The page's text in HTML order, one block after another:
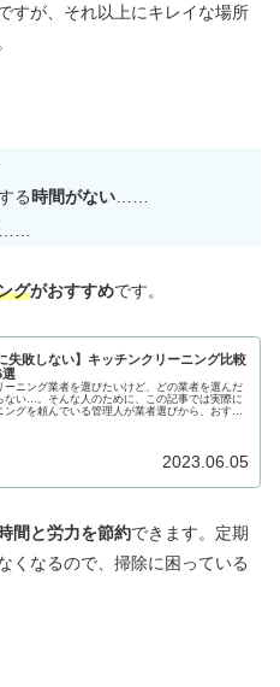
すが、それ以上にキレイな場所
る時間がない……
グがおすすめです。
失敗しない】キッチンクリーニング比較
選
ーニング業者を選びたいけど、どの業者を選んだ
ない…。そんな人のために、この記事では実際に
ングを頼んでいる管理人が業者選びから、おすす
2023.06.05
間と労力を節約できます。定期
くなるので、掃除に困っている